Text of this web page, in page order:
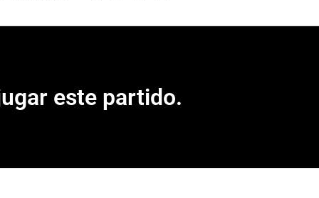
este partido.